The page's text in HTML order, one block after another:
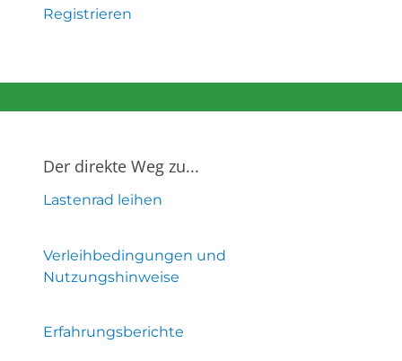
Registrieren
Der direkte Weg zu...
Lastenrad leihen
Verleihbedingungen und
Nutzungshinweise
Erfahrungsberichte